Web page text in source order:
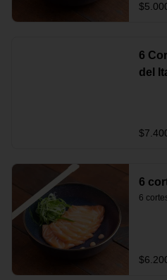
6
del
6
6